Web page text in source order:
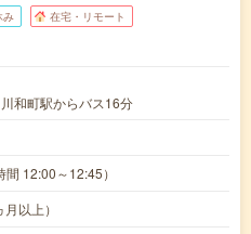
み 在宅・リモート
和町駅からバス16分
12:00～12:45）
以上）